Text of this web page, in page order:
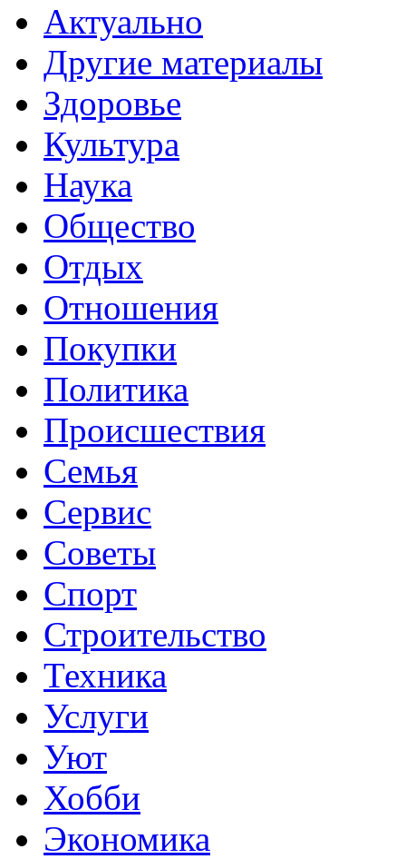
Актуально
Другие материалы
Здоровье
Культура
Наука
Общество
Отдых
Отношения
Покупки
Политика
Происшествия
Семья
Сервис
Советы
Спорт
Строительство
Техника
Услуги
Уют
Хобби
Экономика